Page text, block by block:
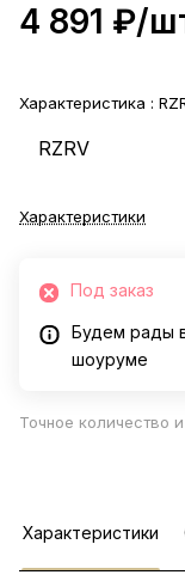
4 891 ₽/
Характеристика :
RZRV
Характеристики
Под заказ
Будем рады
шоуруме
Точное количество
Характеристики